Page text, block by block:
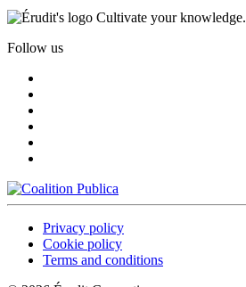
Cultivate your knowledge.
Follow us
Privacy policy
Cookie policy
Terms and conditions